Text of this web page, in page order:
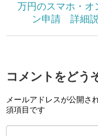
万円のスマホ・オ
ン申請 詳細
コメントをどう
メールアドレスが公開さ
須項目です